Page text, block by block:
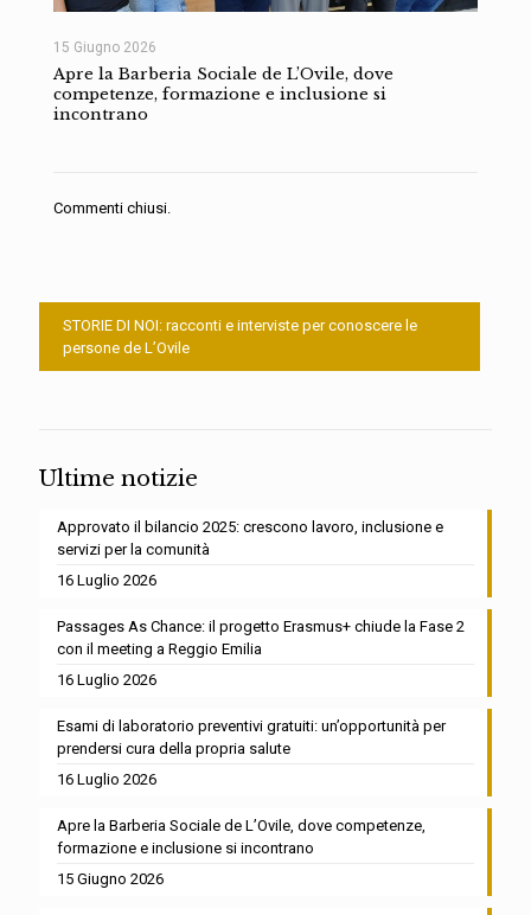
15 Giugno 2026
Apre la Barberia Sociale de L’Ovile, dove
competenze, formazione e inclusione si
incontrano
Commenti chiusi.
STORIE DI NOI: racconti e interviste per conoscere le
persone de L’Ovile
Ultime notizie
Approvato il bilancio 2025: crescono lavoro, inclusione e
servizi per la comunità
16 Luglio 2026
Passages As Chance: il progetto Erasmus+ chiude la Fase 2
con il meeting a Reggio Emilia
16 Luglio 2026
Esami di laboratorio preventivi gratuiti: un’opportunità per
prendersi cura della propria salute
16 Luglio 2026
Apre la Barberia Sociale de L’Ovile, dove competenze,
formazione e inclusione si incontrano
15 Giugno 2026